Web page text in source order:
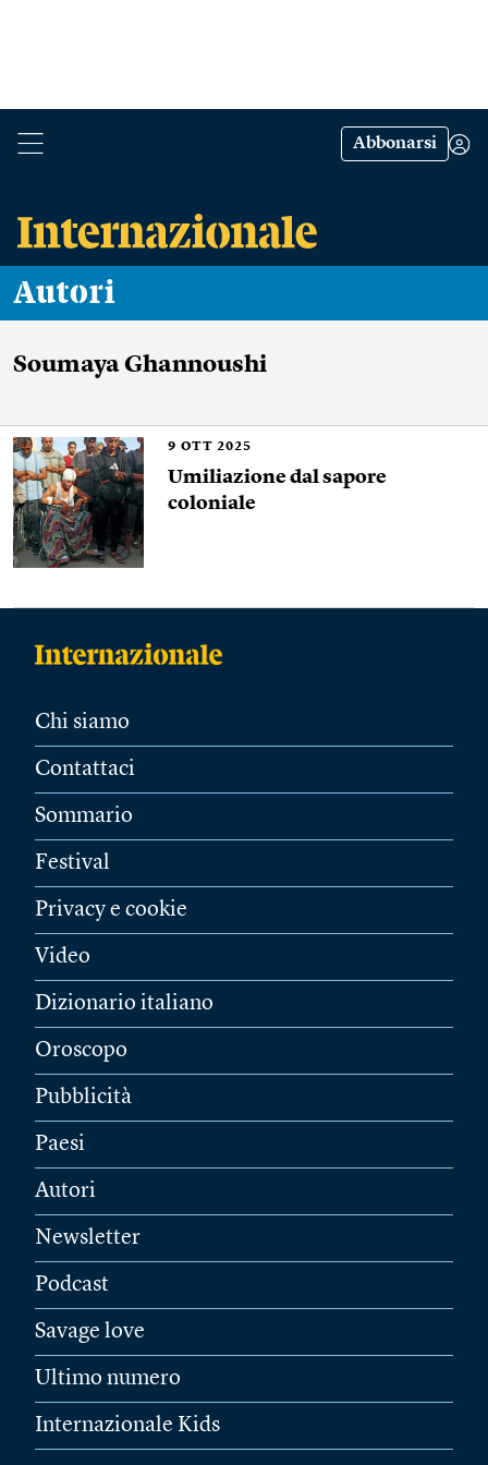
Abbonarsi
Autori
Soumaya Ghannoushi
9 OTT 2025
Umiliazione dal sapore
coloniale
Chi siamo
Contattaci
Sommario
Festival
Privacy e cookie
Video
Dizionario italiano
Oroscopo
Pubblicità
Paesi
Autori
Newsletter
Podcast
Savage love
Ultimo numero
Internazionale Kids